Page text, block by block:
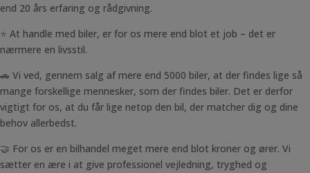
end 20 års erfaring og rådgivning.
⭐ At handle med biler, er for os mere end blot et job – det er
nærmere en livsstil.
🚗 Vi ved, gennem salg af mere end 5000 biler, at der findes lige så
mange forskellige mennesker, som der findes biler. Det er derfor
vigtigt for os, at du får lige netop den bil, der matcher dig og dine
behov allerbedst.
🤝 For os er en bilhandel meget mere end blot kroner og ører. Vi
sætter en ære i at give professionel vejledning, tryghed og